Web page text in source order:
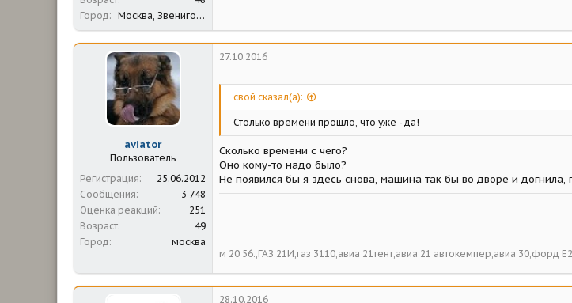
Город
Москва, Звенигород
aviator
Пользователь
Регистрация
25.06.2012
Сообщения
3 748
Оценка реакций
251
Возраст
49
Город
москва
27.10.2016
свой сказал(а):
Столько времени прошло, что уже - да!
Сколько времени с чего?
Оно кому-то надо было?
Не появился бы я здесь снова, машина так бы во дворе и догнила,
м 20 56.,ГАЗ 21И,газ 3110,авиа 21тент,авиа 21 автокемпер,авиа 30,форд
28.10.2016